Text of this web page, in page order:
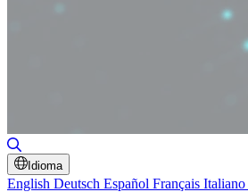
Idioma
English Deutsch Español Français Italiano